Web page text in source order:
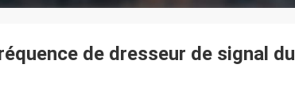
de dresseur de signal du